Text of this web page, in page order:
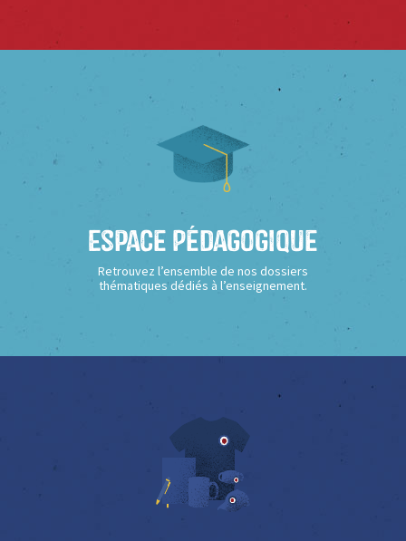
Espace Pédagogique
Retrouvez l’ensemble de nos dossiers
thématiques dédiés à l’enseignement.